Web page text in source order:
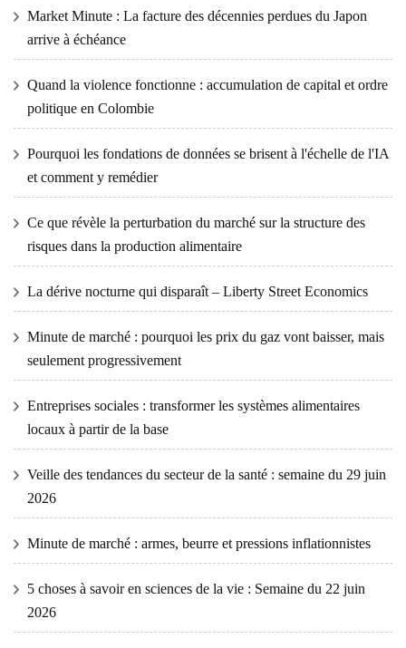
Market Minute : La facture des décennies perdues du Japon
arrive à échéance
Quand la violence fonctionne : accumulation de capital et ordre
politique en Colombie
Pourquoi les fondations de données se brisent à l'échelle de l'IA
et comment y remédier
Ce que révèle la perturbation du marché sur la structure des
risques dans la production alimentaire
La dérive nocturne qui disparaît – Liberty Street Economics
Minute de marché : pourquoi les prix du gaz vont baisser, mais
seulement progressivement
Entreprises sociales : transformer les systèmes alimentaires
locaux à partir de la base
Veille des tendances du secteur de la santé : semaine du 29 juin
2026
Minute de marché : armes, beurre et pressions inflationnistes
5 choses à savoir en sciences de la vie : Semaine du 22 juin
2026